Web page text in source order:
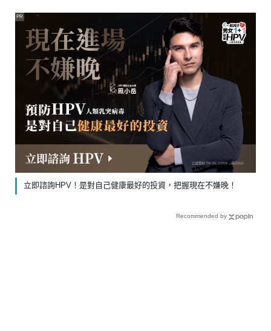
立即諮詢HPV！是對自己健康最好的投資，把握現在不嫌晚！
PR
Recommended by